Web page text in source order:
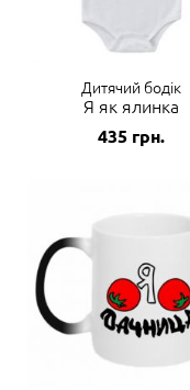
Дитячий бодік
Я як ялинка
435 грн.